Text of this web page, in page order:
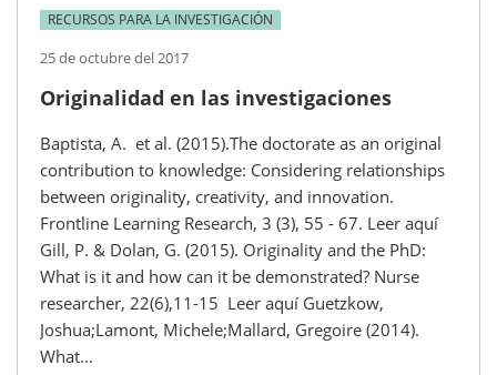
RECURSOS PARA LA INVESTIGACIÓN
25 de octubre del 2017
Originalidad en las investigaciones
Baptista, A. et al. (2015).The doctorate as an original
contribution to knowledge: Considering relationships
between originality, creativity, and innovation.
Frontline Learning Research, 3 (3), 55 - 67. Leer aquí
Gill, P. & Dolan, G. (2015). Originality and the PhD:
What is it and how can it be demonstrated? Nurse
researcher, 22(6),11-15 Leer aquí Guetzkow,
Joshua;Lamont, Michele;Mallard, Gregoire (2014).
What...